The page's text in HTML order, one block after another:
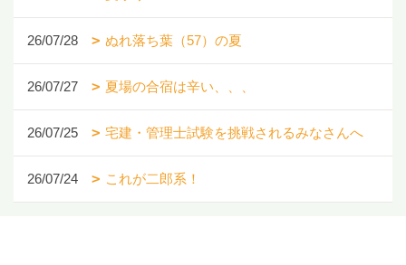
26/07/28 ぬれ落ち葉（57）の夏
26/07/27 夏場の合宿は辛い、、、
26/07/25 宅建・管理士試験を挑戦されるみなさんへ
26/07/24 これが二郎系！